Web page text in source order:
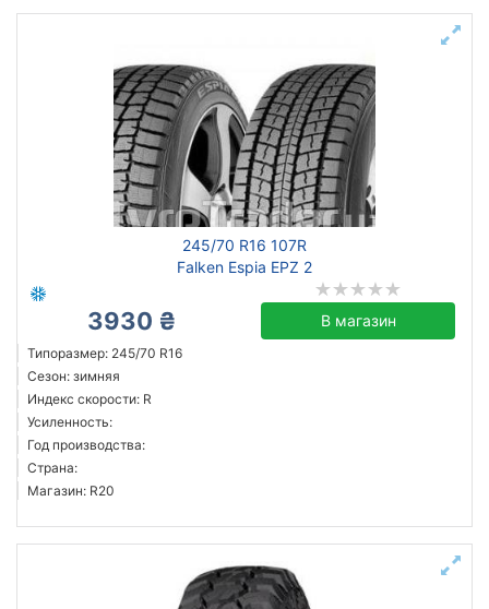
245/70 R16 107R
Falken Espia EPZ 2
3930 ₴ В магазин
Типоразмер: 245/70 R16
Сезон: зимняя
Индекс скорости: R
Усиленность:
Год производства:
Страна:
Магазин: R20